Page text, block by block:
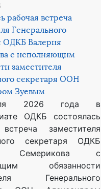
рабочая встреча
Генерального
ОДКБ Валерия
с исполняющим
заместителя
секретаря ООН
Зуевым
2026 года в
ОДКБ состоялась
заместителя
секретаря ОДКБ
Семерикова с
обязанности
Генерального